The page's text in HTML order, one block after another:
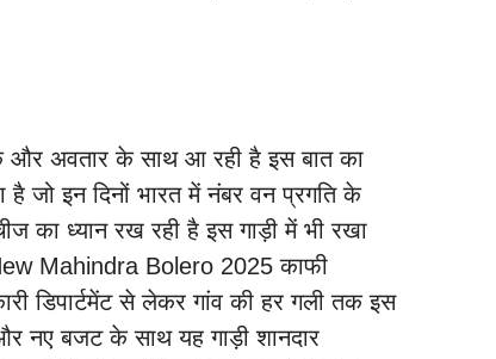
और अवतार के साथ आ रही है इस बात का
है जो इन दिनों भारत में नंबर वन प्रगति के
का ध्यान रख रही है इस गाड़ी में भी रखा
Mahindra Bolero 2025 काफी
डिपार्टमेंट से लेकर गांव की हर गली तक इस
नए बजट के साथ यह गाड़ी शानदार